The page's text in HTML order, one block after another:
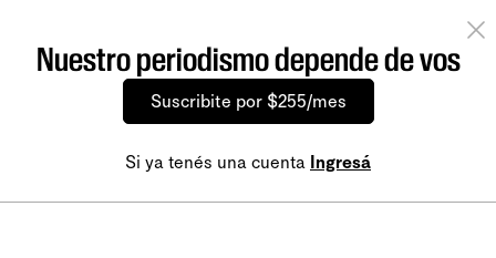
Nuestro periodismo depende de vos
Suscribite por $255/mes
Si ya tenés una cuenta Ingresá